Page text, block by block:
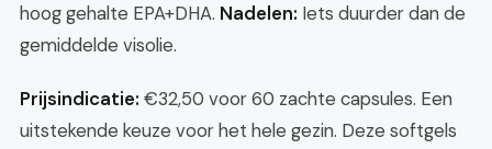
hoog gehalte EPA+DHA. Nadelen: Iets duurder dan de
gemiddelde visolie.
Prijsindicatie: €32,50 voor 60 zachte capsules. Een
uitstekende keuze voor het hele gezin. Deze softgels